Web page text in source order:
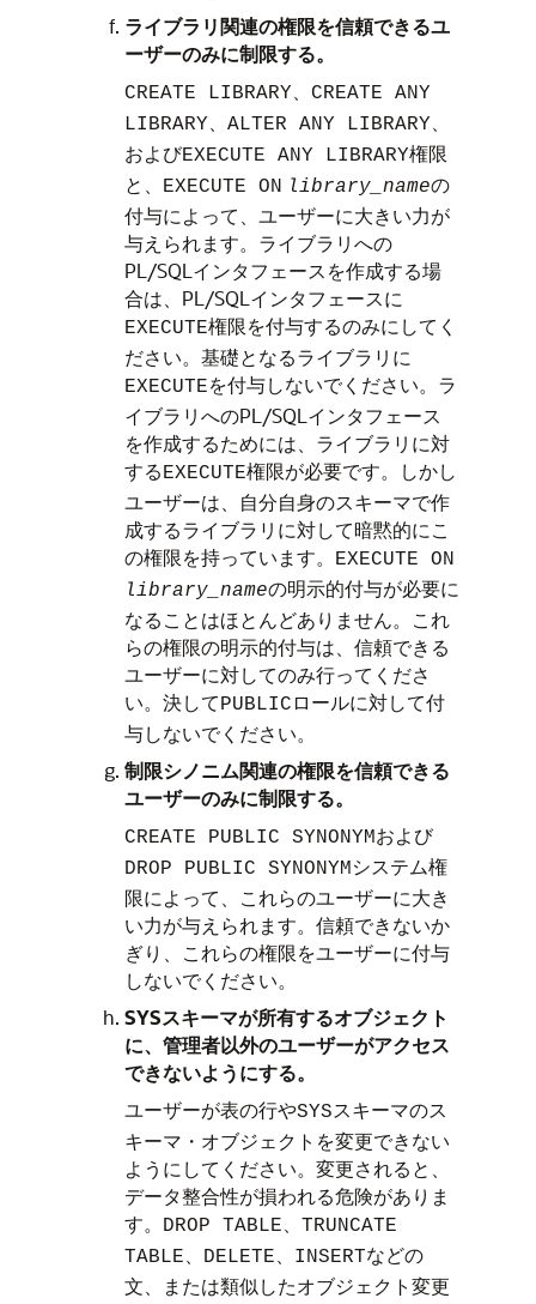
ライブラリ関連の権限を信頼できるユ
ーザーのみに制限する。
CREATE LIBRARY
CREATE ANY
LIBRARY
ALTER ANY LIBRARY
およびEXECUTE ANY LIBRARY権限
と、
EXECUTE ON library_nameの
付与によって、ユーザーに大きい力が
与えられます。ライブラリへの
PL/SQLインタフェースを作成する場
合は、PL/SQLインタフェースに
EXECUTE権限を付与するのみにしてく
ださい。基礎となるライブラリに
EXECUTEを付与しないでください。ラ
イブラリへのPL/SQLインタフェース
を作成するためには、ライブラリに対
するEXECUTE権限が必要です。しかし
ユーザーは、自分自身のスキーマで作
成するライブラリに対して暗黙的にこ
の権限を持っています。
EXECUTE ON
library_nameの明示的付与が必要に
なることはほとんどありません。これ
らの権限の明示的付与は、信頼できる
ユーザーに対してのみ行ってくださ
い。決してPUBLIC ロールに対して付
与しないでください。
制限シノニム関連の権限を信頼できる
ユーザーのみに制限する。
CREATE PUBLIC SYNONYMおよび
DROP PUBLIC SYNONYMシステム権
限によって、これらのユーザーに大き
い力が与えられます。信頼できないか
ぎり、これらの権限をユーザーに付与
しないでください。
SYSスキーマが所有するオブジェクト
に、管理者以外のユーザーがアクセス
できないようにする。
ユーザーが表の行やSYSスキーマのス
キーマ・オブジェクトを変更できない
ようにしてください。変更されると、
データ整合性が損われる危険がありま
す。
DROP TABLE
TRUNCATE
TABLE
DELETE INSERTなどの
文、または類似したオブジェクト変更